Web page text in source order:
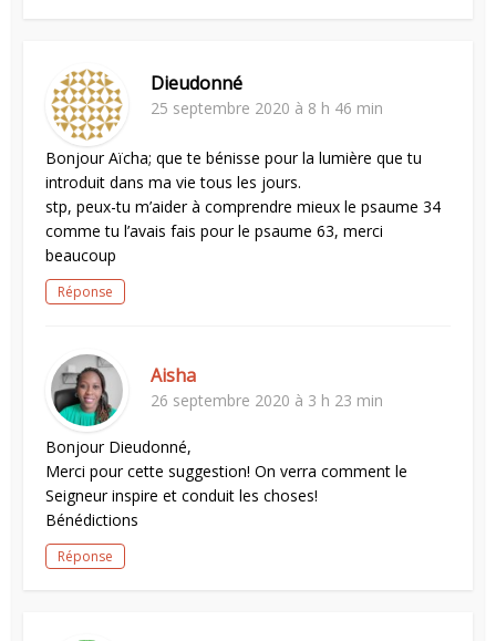
Dieudonné
25 septembre 2020 à 8 h 46 min
Bonjour Aïcha; que te bénisse pour la lumière que tu
introduit dans ma vie tous les jours.
stp, peux-tu m’aider à comprendre mieux le psaume 34
comme tu l’avais fais pour le psaume 63, merci
beaucoup
Réponse
Aisha
26 septembre 2020 à 3 h 23 min
Bonjour Dieudonné,
Merci pour cette suggestion! On verra comment le
Seigneur inspire et conduit les choses!
Bénédictions
Réponse